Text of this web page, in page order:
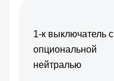
1-к выключатель с
опциональной
нейтралью